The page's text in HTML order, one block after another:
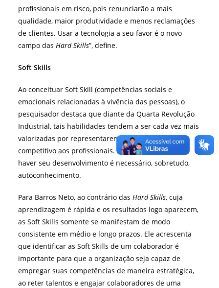
profissionais em risco, pois renunciarão a mais
qualidade, maior produtividade e menos reclamações
de clientes. Usar a tecnologia a seu favor é o novo
campo das Hard Skills”, define.
Soft Skills
Ao conceituar Soft Skill (competências sociais e
emocionais relacionadas à vivência das pessoas), o
pesquisador destaca que diante da Quarta Revolução
Industrial, tais habilidades tendem a ser cada vez mais
valorizadas por representarem um diferencial
competitivo aos profissionais. Ele explica que para
haver seu desenvolvimento é necessário, sobretudo,
autoconhecimento.
Para Barros Neto, ao contrário das Hard Skills, cuja
aprendizagem é rápida e os resultados logo aparecem,
as Soft Skills somente se manifestam de modo
consistente em médio e longo prazos. Ele acrescenta
que identificar as Soft Skills de um colaborador é
importante para que a organização seja capaz de
empregar suas competências de maneira estratégica,
ao reter talentos e engajar colaboradores de uma